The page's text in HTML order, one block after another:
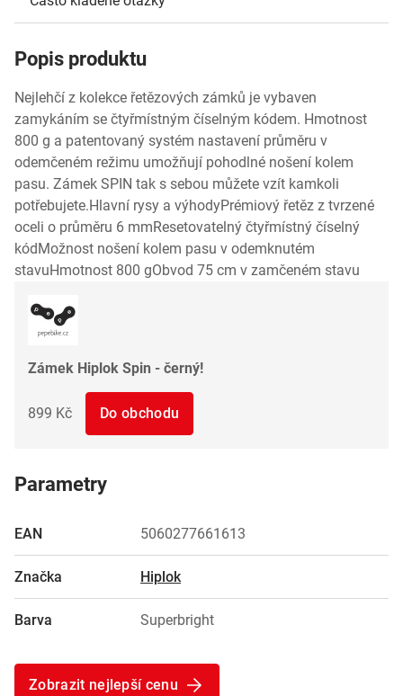
Popis produktu
Nejlehčí z kolekce řetězových zámků je vybaven
zamykáním se čtyřmístným číselným kódem. Hmotnost
800 g a patentovaný systém nastavení průměru v
odemčeném režimu umožňují pohodlné nošení kolem
pasu. Zámek SPIN tak s sebou můžete vzít kamkoli
potřebujete.Hlavní rysy a výhodyPrémiový řetěz z tvrzené
oceli o průměru 6 mmResetovatelný čtyřmístný číselný
kódMožnost nošení kolem pasu v odemknutém
stavuHmotnost 800 gObvod 75 cm v zamčeném stavu
Zámek Hiplok Spin - černý!
899 Kč Do obchodu
Parametry
EAN 5060277661613
Značka Hiplok
Barva Superbright
Zobrazit nejlepší cenu